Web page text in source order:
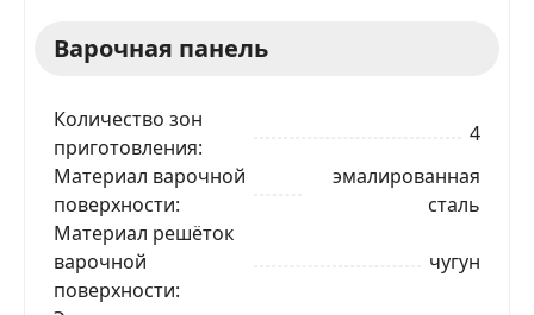
Варочная панель
Количество зон
приготовления
4
Материал варочной
поверхности
эмалированная
сталь
Материал решёток
варочной
поверхности
чугун